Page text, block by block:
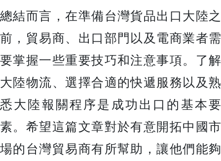
總結而言，在準備台灣貨品出口大陸之
前，貿易商、出口部門以及電商業者需
要掌握一些重要技巧和注意事項。了解
大陸物流、選擇合適的快遞服務以及熟
悉大陸報關程序是成功出口的基本要
素。希望這篇文章對於有意開拓中國市
場的台灣貿易商有所幫助，讓他們能夠